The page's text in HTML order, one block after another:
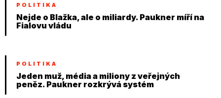
POLITIKA
Nejde o Blažka, ale o miliardy. Paukner míří na
Fialovu vládu
POLITIKA
Jeden muž, média a miliony z veřejných
peněz. Paukner rozkrývá systém